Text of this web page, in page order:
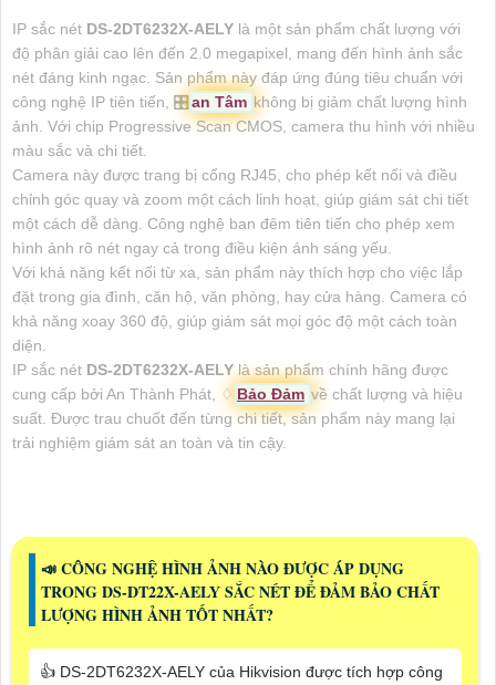
IP sắc nét DS-2DT6232X-AELY là một sản phẩm chất lượng với
độ phân giải cao lên đến 2.0 megapixel, mang đến hình ảnh sắc
nét đáng kinh ngạc. Sản phẩm này đáp ứng đúng tiêu chuẩn với
công nghệ IP tiên tiến, 🎛 an Tâm không bị giảm chất lượng hình
ảnh. Với chip Progressive Scan CMOS, camera thu hình với nhiều
màu sắc và chi tiết.
Camera này được trang bị cổng RJ45, cho phép kết nối và điều
chỉnh góc quay và zoom một cách linh hoạt, giúp giám sát chi tiết
một cách dễ dàng. Công nghệ ban đêm tiên tiến cho phép xem
hình ảnh rõ nét ngay cả trong điều kiện ánh sáng yếu.
Với khả năng kết nối từ xa, sản phẩm này thích hợp cho việc lắp
đặt trong gia đình, căn hộ, văn phòng, hay cửa hàng. Camera có
khả năng xoay 360 độ, giúp giám sát mọi góc độ một cách toàn
diện.
IP sắc nét DS-2DT6232X-AELYlà sản phẩm chính hãng được
cung cấp bởi An Thành Phát, ♢ Bảo Đảm về chất lượng và hiệu
suất. Được trau chuốt đến từng chi tiết, sản phẩm này mang lại
trải nghiệm giám sát an toàn và tin cậy.
📣 CÔNG NGHỆ HÌNH ẢNH NÀO ĐƯỢC ÁP DỤNG
TRONG DS-DT22X-AELY SẮC NÉT ĐỂ ĐẢM BẢO CHẤT
LƯỢNG HÌNH ẢNH TỐT NHẤT?
👍 DS-2DT6232X-AELY của Hikvision được tích hợp công